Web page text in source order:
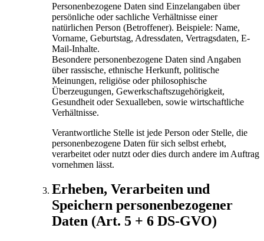
Personenbezogene Daten sind Einzelangaben über
persönliche oder sachliche Verhältnisse einer
natürlichen Person (Betroffener). Beispiele: Name,
Vorname, Geburtstag, Adressdaten, Vertragsdaten, E-
Mail-Inhalte.
Besondere personenbezogene Daten sind Angaben
über rassische, ethnische Herkunft, politische
Meinungen, religiöse oder philosophische
Überzeugungen, Gewerkschaftszugehörigkeit,
Gesundheit oder Sexualleben, sowie wirtschaftliche
Verhältnisse.
Verantwortliche Stelle ist jede Person oder Stelle, die
personenbezogene Daten für sich selbst erhebt,
verarbeitet oder nutzt oder dies durch andere im Auftrag
vornehmen lässt.
Erheben, Verarbeiten und
Speichern personenbezogener
Daten (Art. 5 + 6 DS-GVO)